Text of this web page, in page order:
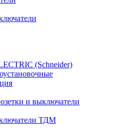
(Schneider)
и выключатели
ТДМ